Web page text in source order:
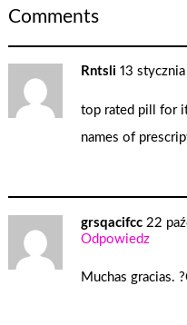
Comments
Rntsli 13
top rated pill for
names of
grsqacifcc 22
Odpowiedz
Muchas gracias.